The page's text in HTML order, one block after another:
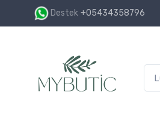
Destek +05434358796